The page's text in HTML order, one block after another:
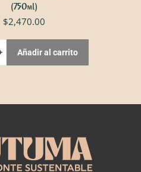
(750ml)
$2,470.00
Añadir al carrito